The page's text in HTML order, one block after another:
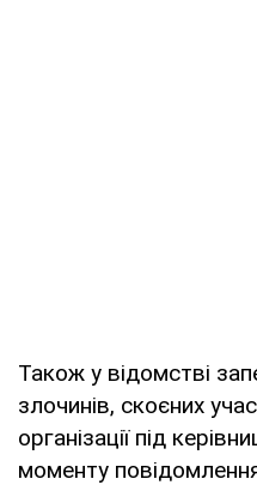
Також у відомстві
злочинів, скоєних
організації під
моменту